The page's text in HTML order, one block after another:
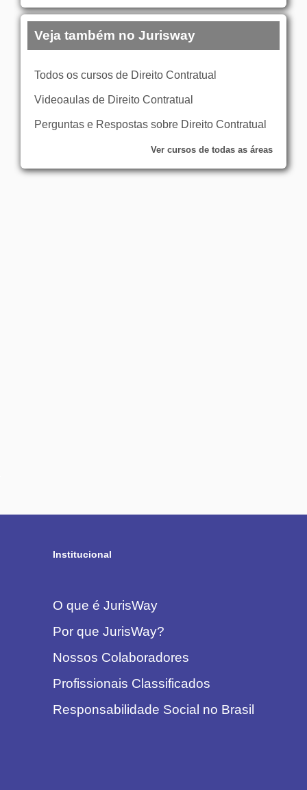
Veja também no Jurisway
Todos os cursos de Direito Contratual
Videoaulas de Direito Contratual
Perguntas e Respostas sobre Direito Contratual
Ver cursos de todas as áreas
Institucional
O que é JurisWay
Por que JurisWay?
Nossos Colaboradores
Profissionais Classificados
Responsabilidade Social no Brasil